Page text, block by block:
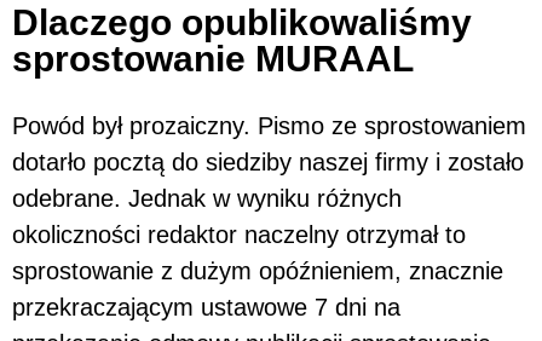
Dlaczego opublikowaliśmy
sprostowanie MURAAL
Powód był prozaiczny. Pismo ze sprostowaniem
dotarło pocztą do siedziby naszej firmy i zostało
odebrane. Jednak w wyniku różnych
okoliczności redaktor naczelny otrzymał to
sprostowanie z dużym opóźnieniem, znacznie
przekraczającym ustawowe 7 dni na